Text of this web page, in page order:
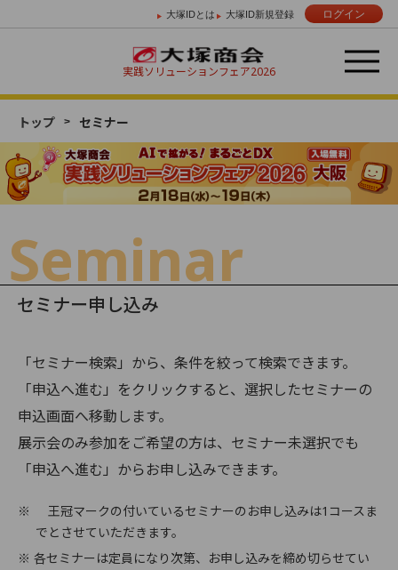
大塚IDとは 大塚ID新規登録 ログイン
実践ソリューションフェア2026
トップ セミナー
Seminar
セミナー申し込み
「セミナー検索」から、条件を絞って検索できます。
「申込へ進む」をクリックすると、選択したセミナーの
申込画面へ移動します。
展示会のみ参加をご希望の方は、セミナー未選択でも
「申込へ進む」からお申し込みできます。
※
王冠マークの付いているセミナーのお申し込みは1コースま
でとさせていただきます。
※ 各セミナーは定員になり次第、お申し込みを締め切らせてい
Day 01
2/18 （水） 2/19 （木）